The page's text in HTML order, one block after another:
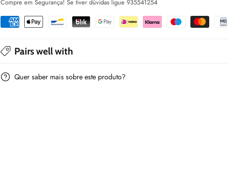
CHIPOLINO CHIPOLINO
Compre em Segurança! Se tiver dúvidas ligue 935541254
Pairs well with
Quer saber mais sobre este produto?